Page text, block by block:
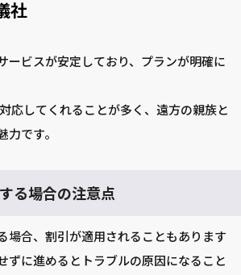
社
ービスが安定しており、プランが明確に
応してくれることが多く、遠方の親族と
です。
る場合の注意点
場合、割引が適用されることもあります
ずに進めるとトラブルの原因になること